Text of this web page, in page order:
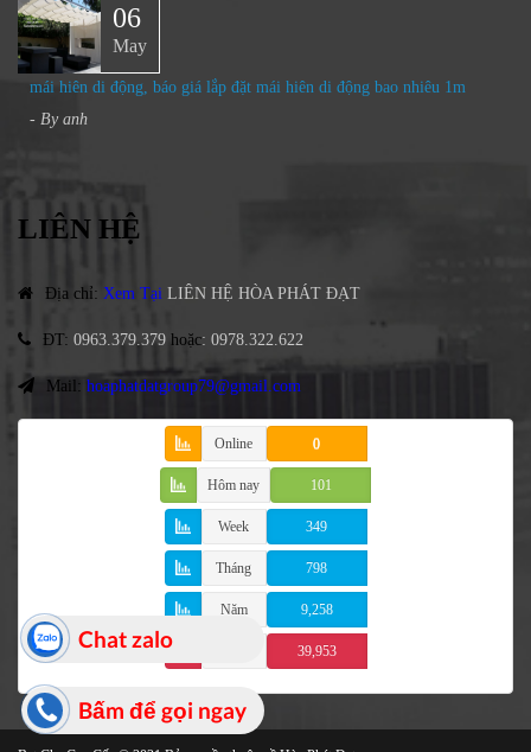
06
May
mái hiên di động, báo giá lắp đặt mái hiên di động bao nhiêu 1m
- By anh
LIÊN HỆ
Địa chỉ: Xem Tại LIÊN HỆ HÒA PHÁT ĐẠT
ĐT: 0963.379.379 hoặc: 0978.322.622
Mail: hoaphatdatgroup79@gmail.com
Online 0
Hôm nay 101
Week 349
Tháng 798
Năm 9,258
39,953
Bấm để gọi ngay
Chat zalo